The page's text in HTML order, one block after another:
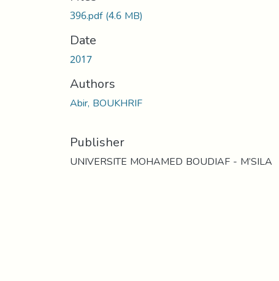
396.pdf(4.6 MB)
Date
2017
Authors
Abir, BOUKHRIF
Publisher
UNIVERSITE MOHAMED BOUDIAF - M’SILA